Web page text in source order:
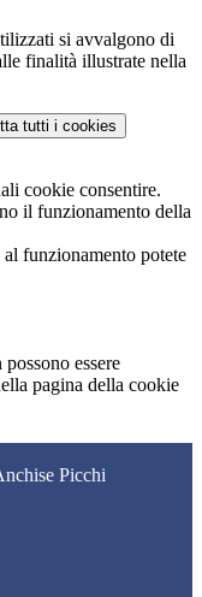
si avvalgono di
finalità illustrate nella
tutti i cookies
cookie consentire.
il funzionamento della
funzionamento potete
essere
pagina della cookie
Picchi